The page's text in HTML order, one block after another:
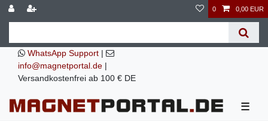
0 0,00 EUR
WhatsApp Support |
info@magnetportal.de |
Versandkostenfrei ab 100 € DE
☰